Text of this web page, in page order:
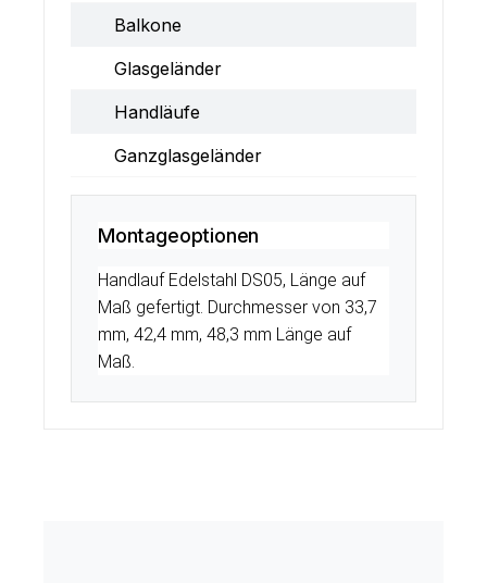
Balkone
Glasgeländer
Handläufe
Ganzglasgeländer
Montageoptionen
Handlauf Edelstahl DS05, Länge auf
Maß gefertigt. Durchmesser von 33,7
mm, 42,4 mm, 48,3 mm Länge auf
Maß.